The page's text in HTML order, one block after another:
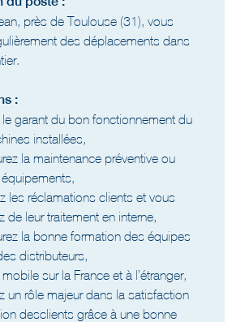
près de Toulouse (31), vous
des déplacements dans
:
garant du bon fonctionnement du
installées,
la maintenance préventive ou
les réclamations clients et vous
de leur traitement en interne,
la bonne formation des équipes
distributeurs,
sur la France et à l’étranger,
un rôle majeur dans la satisfaction
desclients grâce à une bonne